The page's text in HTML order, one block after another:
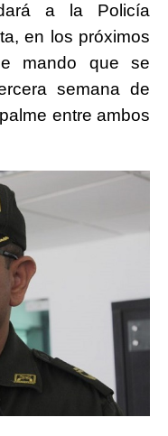
a la Policía
en los próximos
mando que se
semana de
entre ambos